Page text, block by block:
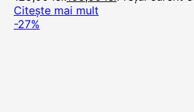
Citește mai mult
-27%